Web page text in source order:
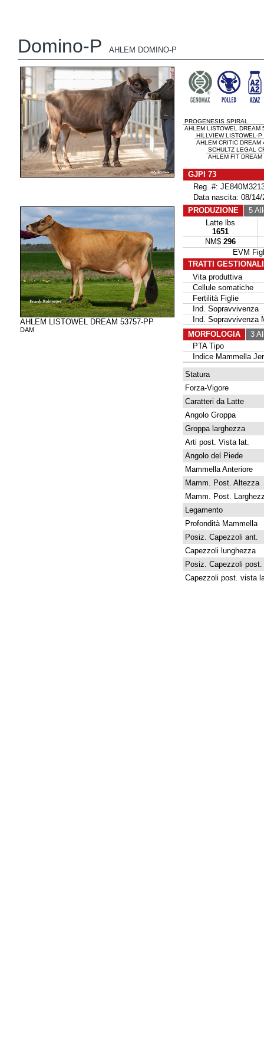
Domino-P AHLEM DOMINO-P
AHLEM LISTOWEL DREAM 53757-PP
DAM
PROGENESIS SPIRAL
AHLEM LISTOWEL DREAM
HILLVIEW LISTOWEL-P
AHLEM CRITIC
SCHULTZ LEGAL
AHLEM FIT
GJPI 73
Reg. #:
Data nascita: 08/14/
PRODUZIONE
5
Latte lbs
1651
NM$ 296
EVM
TRATTI
Vita produttiva
Cellule somatiche
Fertilità Figlie
Ind. Sopravvivenza
Ind. Sopravvivenza
MORFOLOGIA
3
PTA Tipo
Indice Mammella
Statura
Forza-Vigore
Caratteri da Latte
Angolo Groppa
Groppa larghezza
Arti post. Vista lat.
Angolo del Piede
Mammella Anteriore
Mamm. Post. Altezza
Mamm. Post.
Legamento
Profondità Mammella
Posiz. Capezzoli ant.
Capezzoli lunghezza
Posiz. Capezzoli post.
Capezzoli post. vista